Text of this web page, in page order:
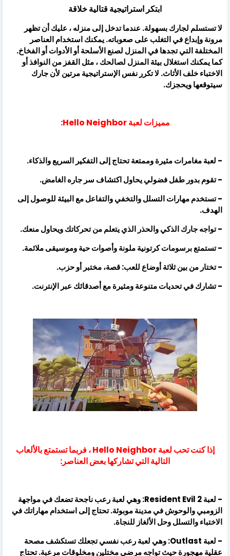
ابتكر استراتيجية قتالية خلاقة
لا تستسلم لجارك بسهولة. عندما تدخل إلى منزله ، عليك أن تظهر
مرونة وإبداع في التغلب على صعوباته. يمكنك استخدام العناصر
المختلفة التي تجدها في المنزل لصنع الأسلحة أو الأدوات أو الفخاخ.
كما يمكنك استغلال بيئة المنزل لصالحك ، مثل القفز من النوافذ أو
الاختباء خلف الأثاث. لا تكرر نفس الإستراتيجية مرتين لأن جارك
سيتوقعها ويحجزك.
مميزات لعبة Hello Neighbor:
- لعبة مغامرات مثيرة وممتعة تحتاج إلى التفكير السريع والذكاء.
- تقوم بدور طفل فضولي يحاول اكتشاف سر جاره الغامض.
- تستخدم مهارات التسلل والتخفي والتفاعل مع البيئة للوصول إلى
الهدف.
- تواجه جارك الذكي والحذر الذي يتعلم من تحركاتك ويحاول منعك.
- تستمتع برسومات كرتونية ملونة وأصوات حية وموسيقى ملائمة.
- تختار من بين ثلاثة أوضاع للعب: قصة، مختبر أو حزب.
- تشارك في تحديات متنوعة ومثيرة مع أصدقائك عبر الإنترنت.
إذا كنت تحب لعبة Hello Neighbor ، فربما تستمتع بالألعاب
التالية التي تشاركها بعض العناصر:
- لعبة Resident Evil 2: وهي لعبة رعب ناجحة تضعك في مواجهة
الزومبي والوحوش في مدينة موبوئة. تحتاج إلى استخدام مهاراتك في
الاختباء والتسلل وحل الألغاز للنجاة.
- لعبة Outlast: وهي لعبة رعب نفسي تجعلك تستكشف مصحة
عقلية مهجورة حيث تواجه مرضى مختلين ومخلوقات مرعبة. تحتاج